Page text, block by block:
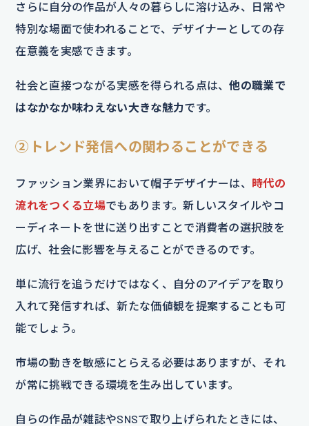
さらに自分の作品が人々の暮らしに溶け込み、日常や
特別な場面で使われることで、デザイナーとしての存
在意義を実感できます。
社会と直接つながる実感を得られる点は、他の職業で
はなかなか味わえない大きな魅力です。
②トレンド発信への関わることができる
ファッション業界において帽子デザイナーは、 時代の
流れをつくる立場でもあります。新しいスタイルやコ
ーディネートを世に送り出すことで消費者の選択肢を
広げ、社会に影響を与えることができるのです。
単に流行を追うだけではなく、自分のアイデアを取り
入れて発信すれば、新たな価値観を提案することも可
能でしょう。
市場の動きを敏感にとらえる必要はありますが、それ
が常に挑戦できる環境を生み出しています。
自らの作品が雑誌やSNSで取り上げられたときには、